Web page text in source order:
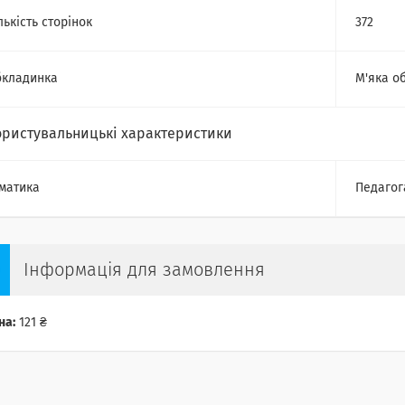
сторінок 372
М'яка
характеристики
Інформація для замовлення
121 ₴